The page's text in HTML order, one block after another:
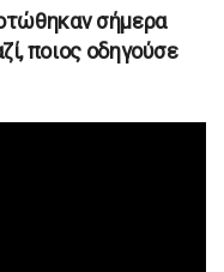
σήμερα
ποιος οδηγούσε